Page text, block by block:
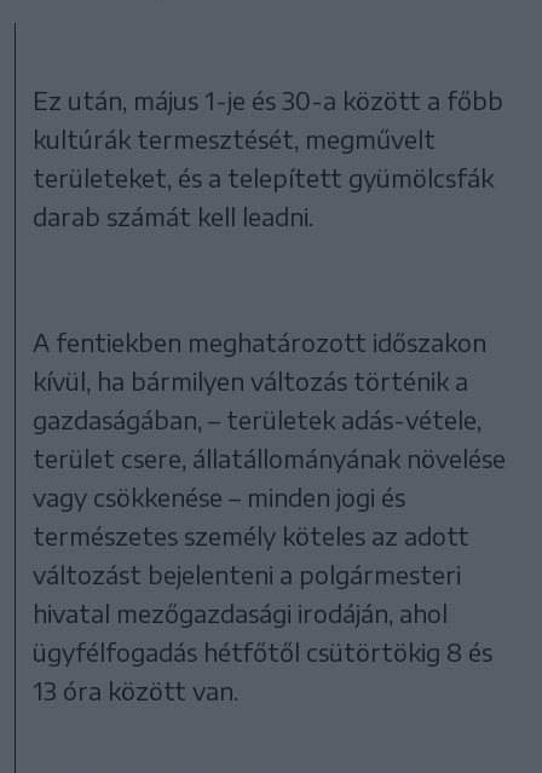
Ez után, május 1-je és 30-a között a főbb
kultúrák termesztését, megművelt
területeket, és a telepített gyümölcsfák
darab számát kell leadni.
A fentiekben meghatározott időszakon
kívül, ha bármilyen változás történik a
gazdaságában, – területek adás-vétele,
terület csere, állatállományának növelése
vagy csökkenése – minden jogi és
természetes személy köteles az adott
változást bejelenteni a polgármesteri
hivatal mezőgazdasági irodáján, ahol
ügyfélfogadás hétfőtől csütörtökig 8 és
13 óra között van.